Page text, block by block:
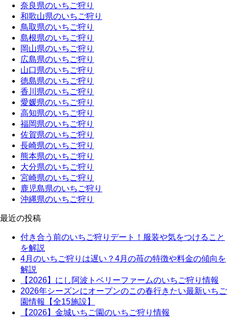
奈良県のいちご狩り
和歌山県のいちご狩り
鳥取県のいちご狩り
島根県のいちご狩り
岡山県のいちご狩り
広島県のいちご狩り
山口県のいちご狩り
徳島県のいちご狩り
香川県のいちご狩り
愛媛県のいちご狩り
高知県のいちご狩り
福岡県のいちご狩り
佐賀県のいちご狩り
長崎県のいちご狩り
熊本県のいちご狩り
大分県のいちご狩り
宮崎県のいちご狩り
鹿児島県のいちご狩り
沖縄県のいちご狩り
最近の投稿
付き合う前のいちご狩りデート！服装や気をつけること
を解説
4月のいちご狩りは遅い？4月の苺の特徴や料金の傾向を
解説
【2026】にし阿波トベリーファームのいちご狩り情報
2026年シーズンにオープンのこの春行きたい最新いちご
園情報【全15施設】
【2026】金城いちご園のいちご狩り情報